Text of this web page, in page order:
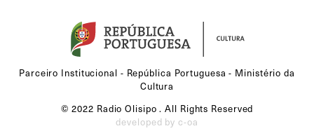
Parceiro Institucional - República Portuguesa - Ministério da
Cultura
© 2022 Radio Olisipo . All Rights Reserved
developed by c-oa